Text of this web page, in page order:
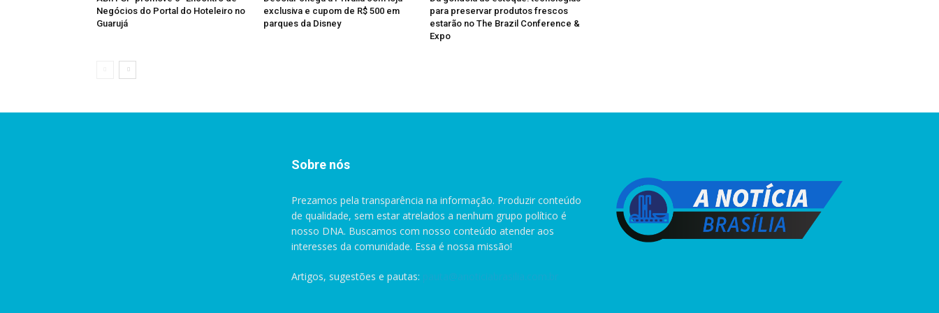
Negócios do Portal do Hoteleiro no
Guarujá
exclusiva e cupom de R$ 500 em
parques da Disney
para preservar produtos frescos
estarão no The Brazil Conference &
Expo
Sobre nós
Prezamos pela transparência na informação. Produzir conteúdo
de qualidade, sem estar atrelados a nenhum grupo político é
nosso DNA. Buscamos com nosso conteúdo atender aos
interesses da comunidade. Essa é nossa missão!
Artigos, sugestões e pautas: pauta@anoticiabrasilia.com.br